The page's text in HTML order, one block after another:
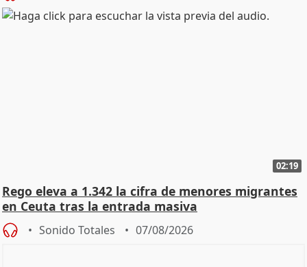
02:19
Rego eleva a 1.342 la cifra de menores migrantes
en Ceuta tras la entrada masiva
Sonido Totales 07/08/2026